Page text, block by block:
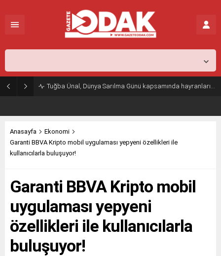
Tuğba Ünal, Dünya Sarılma Günü kapsamında hayranlarıyla buluştu
Anasayfa
Ekonomi
Garanti BBVA Kripto mobil uygulaması yepyeni özellikleri ile
kullanıcılarla buluşuyor!
Garanti BBVA Kripto mobil
uygulaması yepyeni
özellikleri ile kullanıcılarla
buluşuyor!